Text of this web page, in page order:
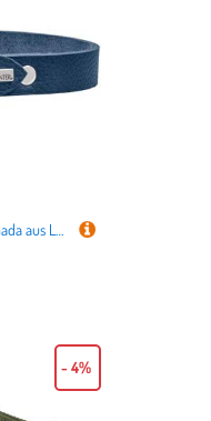
HUNTER Hundehalsband Grenada aus Leder, Farbe: Dunkelblau, handgefertigt in Deutschland, für Training und Alltag, robust, komfortabel, Schlichtes, Elegantes Design, Größe: 60, Umfang: 45-55 cm
- 4%